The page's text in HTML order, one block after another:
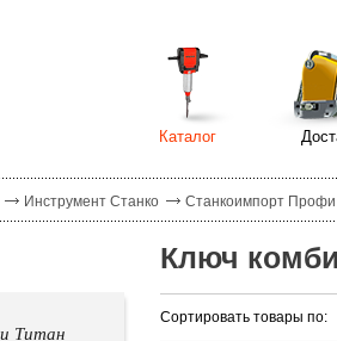
Каталог
Инструмент Станко Станкоимпорт Профи
Титан
Ключ
Сортировать товары по: